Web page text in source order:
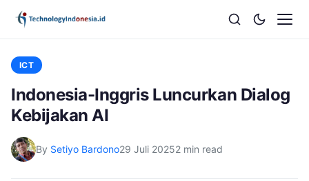
ICT
Indonesia-Inggris Luncurkan Dialog
Kebijakan AI
By Setiyo Bardono29 Juli 20252 min read